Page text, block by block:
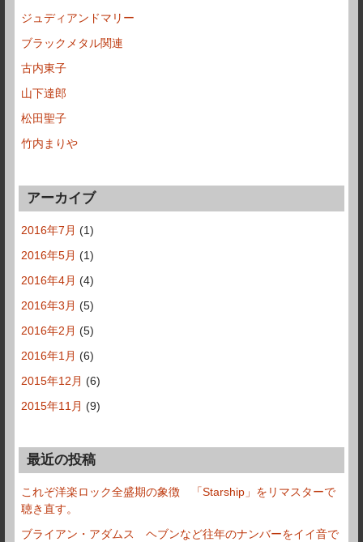
ジュディアンドマリー
ブラックメタル関連
古内東子
山下達郎
松田聖子
竹内まりや
アーカイブ
2016年7月 (1)
2016年5月 (1)
2016年4月 (4)
2016年3月 (5)
2016年2月 (5)
2016年1月 (6)
2015年12月 (6)
2015年11月 (9)
最近の投稿
これぞ洋楽ロック全盛期の象徴 「Starship」をリマスターで
聴き直す。
ブライアン・アダムス ヘブンなど往年のナンバーをイイ音で